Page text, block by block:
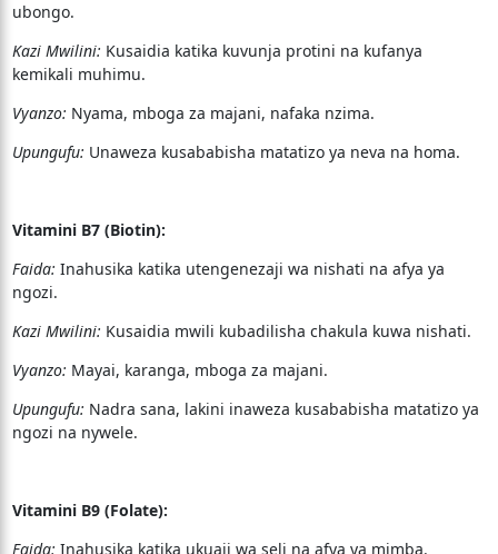
ubongo.
Kazi Mwilini: Kusaidia katika kuvunja protini na kufanya
kemikali muhimu.
Vyanzo: Nyama, mboga za majani, nafaka nzima.
Upungufu: Unaweza kusababisha matatizo ya neva na homa.
Vitamini B7 (Biotin):
Faida: Inahusika katika utengenezaji wa nishati na afya ya
ngozi.
Kazi Mwilini: Kusaidia mwili kubadilisha chakula kuwa nishati.
Vyanzo: Mayai, karanga, mboga za majani.
Upungufu: Nadra sana, lakini inaweza kusababisha matatizo ya
ngozi na nywele.
Vitamini B9 (Folate):
Faida: Inahusika katika ukuaji wa seli na afya ya mimba.